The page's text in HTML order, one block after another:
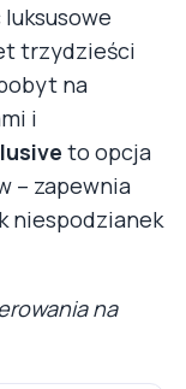
luksusowe
trzydzieści
na
i
to opcja
– zapewnia
niespodzianek
na